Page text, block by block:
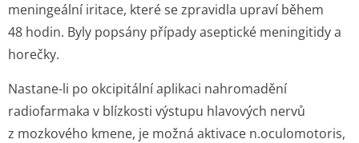
meningeální iritace, které se zpravidla upraví během
48 hodin. Byly popsány případy aseptické meningitidy a
horečky.
Nastane-li po okcipitální aplikaci nahromadění
radiofarmaka v blízkosti výstupu hlavových nervů
z mozkového kmene, je možná aktivace n.oculomotoris,